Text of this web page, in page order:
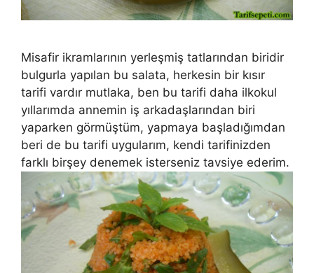
Misafir ikramlarının yerleşmiş tatlarından biridir
bulgurla yapılan bu salata, herkesin bir kısır
tarifi vardır mutlaka, ben bu tarifi daha ilkokul
yıllarımda annemin iş arkadaşlarından biri
yaparken görmüştüm, yapmaya başladığımdan
beri de bu tarifi uygularım, kendi tarifinizden
farklı birşey denemek isterseniz tavsiye ederim.